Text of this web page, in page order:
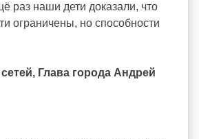
раз наши дети доказали, что
ограничены, но способности
Глава города Андрей